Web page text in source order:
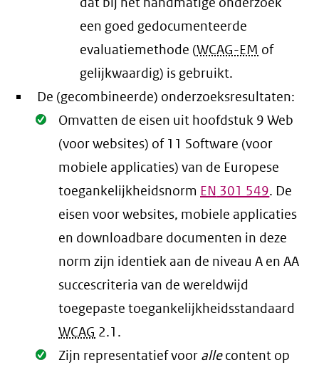
een goed gedocumenteerde
evaluatiemethode (WCAG-EM of
gelijkwaardig) is gebruikt.
De (gecombineerde) onderzoeksresultaten:
Oké.
Omvatten de eisen uit hoofdstuk 9 Web
(voor websites) of 11 Software (voor
mobiele applicaties) van de Europese
toegankelijkheidsnorm EN 301 549. De
eisen voor websites, mobiele applicaties
en downloadbare documenten in deze
norm zijn identiek aan de niveau A en AA
succescriteria van de wereldwijd
toegepaste toegankelijkheidsstandaard
WCAG 2.1 .
Oké.
Zijn representatief voor allecontent op